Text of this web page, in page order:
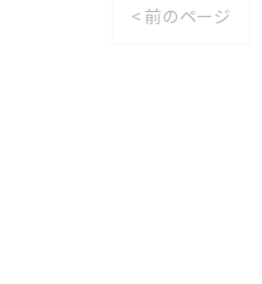
< 前のページ